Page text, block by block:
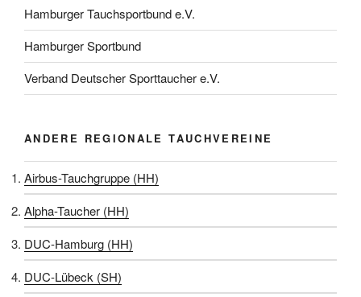
Hamburger Tauchsportbund e.V.
Hamburger Sportbund
Verband Deutscher Sporttaucher e.V.
ANDERE REGIONALE TAUCHVEREINE
Airbus-Tauchgruppe (HH)
Alpha-Taucher (HH)
DUC-Hamburg (HH)
DUC-Lübeck (SH)